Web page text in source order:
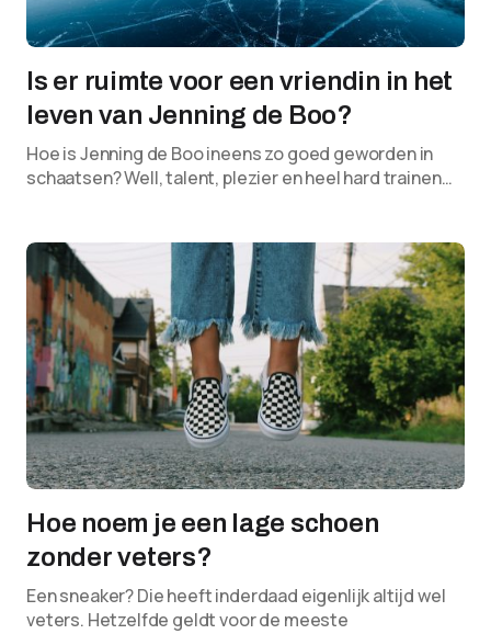
Is er ruimte voor een vriendin in het
leven van Jenning de Boo?
Hoe is Jenning de Boo ineens zo goed geworden in
schaatsen? Well, talent, plezier en heel hard trainen…
Hoe noem je een lage schoen
zonder veters?
Een sneaker? Die heeft inderdaad eigenlijk altijd wel
veters. Hetzelfde geldt voor de meeste